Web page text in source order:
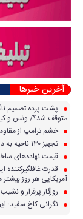
آخرین خبرها
پشت پرده تصمیم
متوقف شد؟/ ونس و کین
خشم ترامپ از
تجهیز ۱۳۰ ناحیه به دستگاه‌های صدور آنی کارت سوخت
قیمت نهاده‌های
قدرت غافلگیرکننده
آمریکایی هر روز
روزگار پرفراز و نشیب
نگرانی کاخ سفید؛